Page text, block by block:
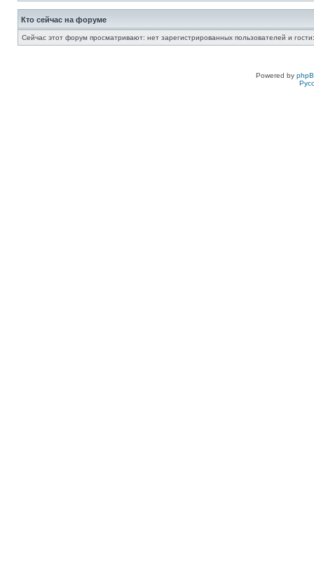
Кто сейчас на форуме
Сейчас этот форум просматривают: нет зарегистрированных пользователей и
Powered by